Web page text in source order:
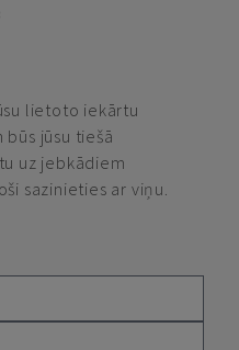
lietoto iekārtu
jūsu tiešā
uz jebkādiem
sazinieties ar viņu.